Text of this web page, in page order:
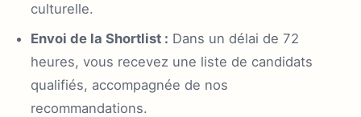
culturelle.
Envoi de la Shortlist : Dans un délai de 72
heures, vous recevez une liste de candidats
qualifiés, accompagnée de nos
recommandations.